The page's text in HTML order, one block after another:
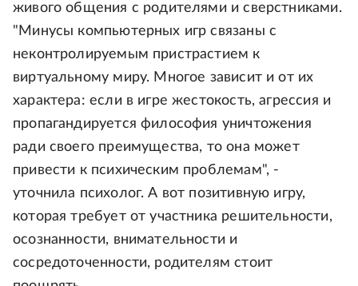
живого общения с родителями и сверстниками.
"Минусы компьютерных игр связаны с
неконтролируемым пристрастием к
виртуальному миру. Многое зависит и от их
характера: если в игре жестокость, агрессия и
пропагандируется философия уничтожения
ради своего преимущества, то она может
привести к психическим проблемам", -
уточнила психолог. А вот позитивную игру,
которая требует от участника решительности,
осознанности, внимательности и
сосредоточенности, родителям стоит